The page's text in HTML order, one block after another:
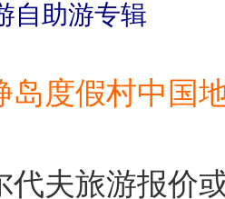
自助游专辑
度假村中国
代夫旅游报价